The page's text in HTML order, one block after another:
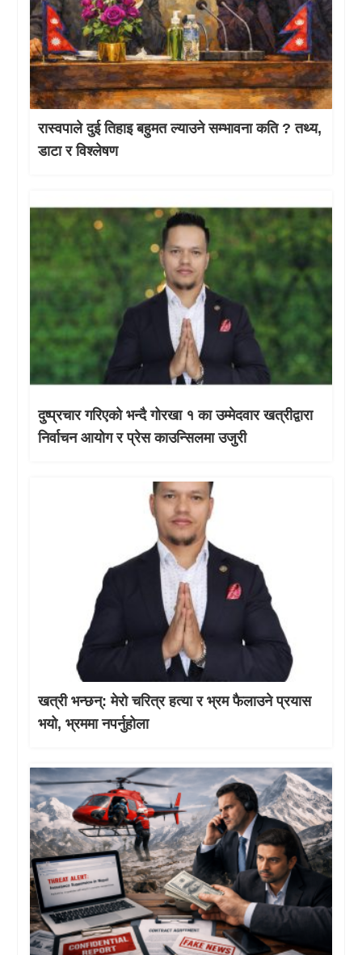
रास्वपाले दुई तिहाइ बहुमत ल्याउने सम्भावना कति ? तथ्य,
डाटा र विश्लेषण
दुष्प्रचार गरिएको भन्दै गोरखा १ का उम्मेदवार खत्रीद्वारा
निर्वाचन आयोग र प्रेस काउन्सिलमा उजुरी
खत्री भन्छन्: मेरो चरित्र हत्या र भ्रम फैलाउने प्रयास
भयो, भ्रममा नपर्नुहोला